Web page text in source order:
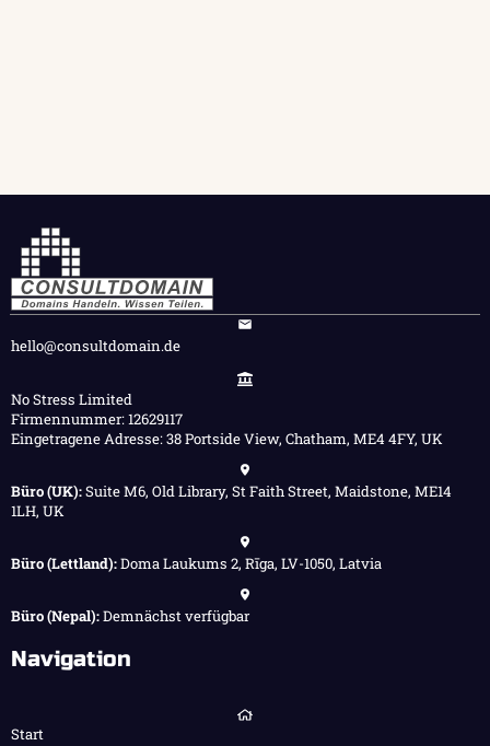
hello@consultdomain.de
No Stress Limited
Firmennummer: 12629117
Eingetragene Adresse: 38 Portside View, Chatham, ME4 4FY, UK
Büro (UK):Suite M6, Old Library, St Faith Street, Maidstone, ME14
1LH, UK
Büro (Lettland):Doma Laukums 2, Rīga, LV-1050, Latvia
Büro (Nepal):Demnächst verfügbar
Navigation
Start